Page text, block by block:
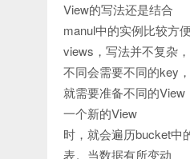
View的写法还是结合
manul中的实例比较方
views，写法并不复杂
不同会需要不同的key
就需要准备不同的
一个新的View
时，就会遍历bucket中
表。当数据有所变动